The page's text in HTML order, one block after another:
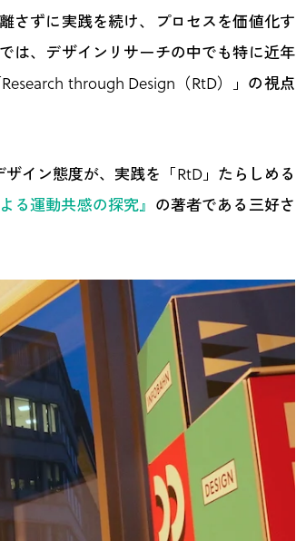
さずに実践を続け、プロセスを価値化す
は、デザインリサーチの中でも特に近年
through Design（RtD）」の視点
イン態度が、実践を「RtD」たらしめる
る運動共感の探究』 の著者である三好さ